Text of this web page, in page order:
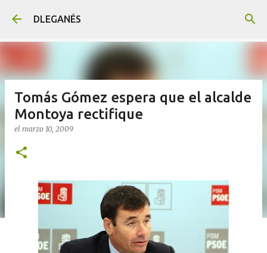
DLEGANÉS
Tomás Gómez espera que el alcalde
Montoya rectifique
el marzo 10, 2009